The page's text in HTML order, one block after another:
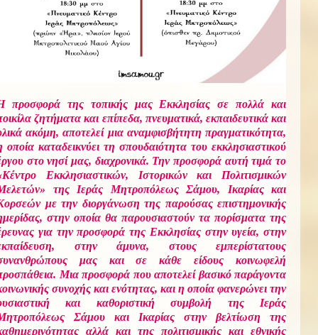
προσφορά της τοπικής μας Εκκλησίας σε πολλά και
ζητήματα και επίπεδα, πνευματικά, εκπαιδευτικά και
ακόμη, αποτελεί μια αναμφισβήτητη πραγματικότητα,
οποία καταδεικνύει τη σπουδαιότητα του εκκλησιαστικού
στο νησί μας, διαχρονικά. Την προσφορά αυτή τιμά το
Εκκλησιαστικών, Ιστορικών και Πολιτισμικών
της Ιεράς Μητροπόλεως Σάμου, Ικαρίας και
με την διοργάνωση της παρούσας επιστημονικής
στην οποία θα παρουσιαστούν τα πορίσματα της
για την προσφορά της Εκκλησίας στην υγεία, στην
στην άμυνα, στους εμπερίστατους
μας και σε κάθε είδους κοινωφελή
Μια προσφορά που αποτελεί βασικό παράγοντα
συνοχής και ενότητας, και η οποία φανερώνει την
και καθοριστική συμβολή της Ιεράς
Σάμου και Ικαρίας στην βελτίωση της
αλλά και της πολιτισμικής και εθνικής